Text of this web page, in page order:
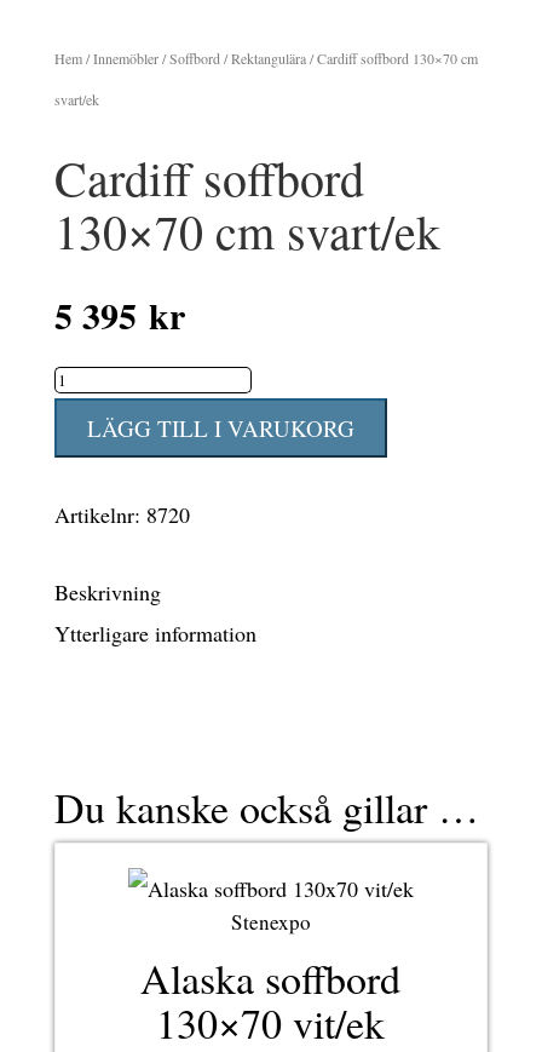
Hem/Innemöbler/Soffbord /Rektangulära/ Cardiff soffbord 130×70 cm
svart/ek
Cardiff soffbord
130×70 cm svart/ek
5 395 kr
Cardiff
soffbord
130x70
mängd
LÄGG TILL I VARUKORG
Artikelnr: 8720
Beskrivning
Ytterligare information
Du kanske också gillar …
Stenexpo
Alaska soffbord
130×70 vit/ek